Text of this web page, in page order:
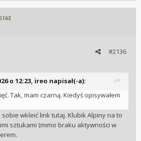
#2136
o 12:23, ireo napisał(-a):
Tak, mam czarną. Kiedyś opisywałem
sobie wkleić link tutaj. Klubik Alpiny na to
sztukami (mimo braku aktywności w